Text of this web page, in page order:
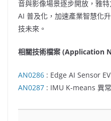
音與影像場景逐步開放，雅
AI 普及化，加速產業智慧化
技未來。
相關技術檔案 (Application
AN0286 : Edge AI Sensor
AN0287 : IMU K-means 異